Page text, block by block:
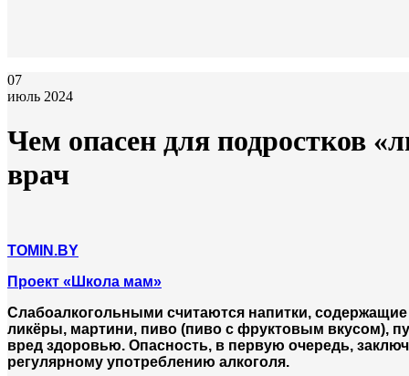
07
июль 2024
Чем опасен для подростков
врач
TOMIN.BY
Проект «Школа мам»
Слабоалкогольными считаются напитки,
ликёры, мартини, пиво (пиво с фруктовым вкусом),
вред здоровью. Опасность, в первую очередь,
регулярному употреблению алкоголя.